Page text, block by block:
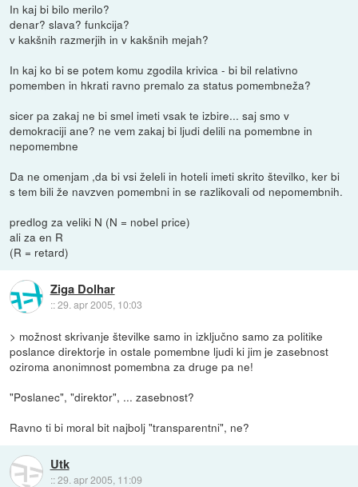
In kaj bi bilo merilo?
denar? slava? funkcija?
v kakšnih razmerjih in v kakšnih mejah?
In kaj ko bi se potem komu zgodila krivica - bi bil relativno
pomemben in hkrati ravno premalo za status pomembneža?
sicer pa zakaj ne bi smel imeti vsak te izbire... saj smo v
demokraciji ane? ne vem zakaj bi ljudi delili na pomembne in
nepomembne
Da ne omenjam ,da bi vsi želeli in hoteli imeti skrito številko, ker bi
s tem bili že navzven pomembni in se razlikovali od nepomembnih.
predlog za veliki N (N = nobel price)
ali za en R
(R = retard)
Ziga Dolhar
::29. apr 2005, 10:03
> možnost skrivanje številke samo in izključno samo za politike
poslance direktorje in ostale pomembne ljudi ki jim je zasebnost
oziroma anonimnost pomembna za druge pa ne!
"Poslanec", "direktor", ... zasebnost?
Ravno ti bi moral bit najbolj "transparentni", ne?
Utk
::29. apr 2005, 11:09